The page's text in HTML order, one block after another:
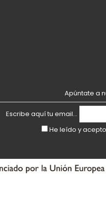
Apúntate a
Escribe aquí tu email...
He leído y